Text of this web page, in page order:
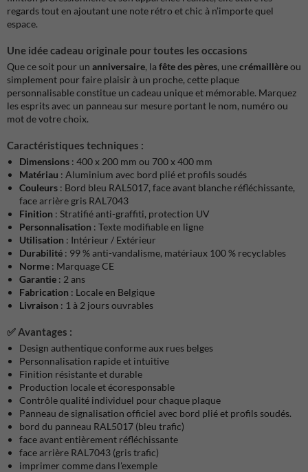
regards tout en ajoutant une note rétro et chic à n’importe quel
espace.
Une idée cadeau originale pour toutes les occasions
Que ce soit pour un anniversaire, la fête des pères, unecrémaillèreou
simplement pour faire plaisir à un proche, cette plaque
personnalisable constitue un cadeau unique et mémorable. Marquez
les esprits avec un panneau sur mesure portant le nom, numéro ou
mot de votre choix.
Caractéristiques techniques :
Dimensions : 400 x 200 mm ou 700 x 400 mm
Matériau : Aluminium avec bord plié et profils soudés
Couleurs : Bord bleu RAL5017, face avant blanche réfléchissante,
face arrière gris RAL7043
Finition : Stratifié anti-graffiti, protection UV
Personnalisation : Texte modifiable en ligne
Utilisation : Intérieur / Extérieur
Durabilité : 99 % anti-vandalisme, matériaux 100 % recyclables
Norme : Marquage CE
Garantie : 2 ans
Fabrication : Locale en Belgique
Livraison : 1 à 2 jours ouvrables
✅ Avantages :
Design authentique conforme aux rues belges
Personnalisation rapide et intuitive
Finition résistante et durable
Production locale et écoresponsable
Contrôle qualité individuel pour chaque plaque
Panneau de signalisation officiel avec bord plié et profils soudés.
bord du panneau RAL5017 (bleu trafic)
face avant entièrement réfléchissante
face arrière RAL7043 (gris trafic)
imprimer comme dans l'exemple